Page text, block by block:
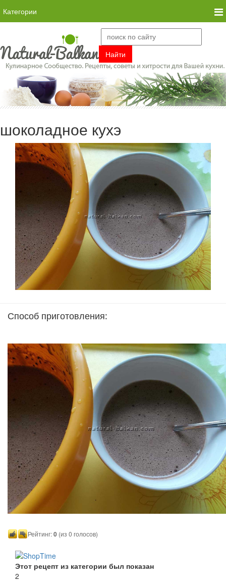
Категории
шоколадное кухэ
Способ приготовления:
Рейтинг:0 (из 0 голосов)
Этот рецепт из категории был показан
2